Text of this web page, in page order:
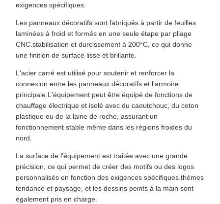
exigences spécifiques.
Les panneaux décoratifs sont fabriqués à partir de feuilles
laminées à froid et formés en une seule étape par pliage
CNC.stabilisation et durcissement à 200°C, ce qui donne
une finition de surface lisse et brillante.
L'acier carré est utilisé pour soutenir et renforcer la
connexion entre les panneaux décoratifs et l'armoire
principale.L'équipement peut être équipé de fonctions de
chauffage électrique et isolé avec du caoutchouc, du coton
plastique ou de la laine de roche, assurant un
fonctionnement stable même dans les régions froides du
nord.
La surface de l'équipement est traitée avec une grande
précision, ce qui permet de créer des motifs ou des logos
personnalisés en fonction des exigences spécifiques.thèmes
tendance et paysage, et les dessins peints à la main sont
également pris en charge.